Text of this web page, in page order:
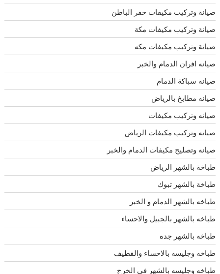
صيانة وتركيب مكيفات حفر الباطن
صيانة وتركيب مكيفات مكة
صيانة وتركيب مكيفات مكه
صيانه افران الدمام والخبر
صيانه سباكة الدمام
صيانه مطابخ بالرياض
صيانه وتركيب مكيفات
صيانه وتركيب مكيفات الرياض
صيانه وتصليح مكيفات الدمام والخبر
طباخة بالشهر الرياض
طباخة بالشهر تبوك
طباخه بالشهر الدمام و الخبر
طباخه بالشهر بالجبيل والاحساء
طباخه بالشهر جده
طباخه وجليسه بالاحساء والقطيف
طباخه وجليسه بالشهر فى الخرج